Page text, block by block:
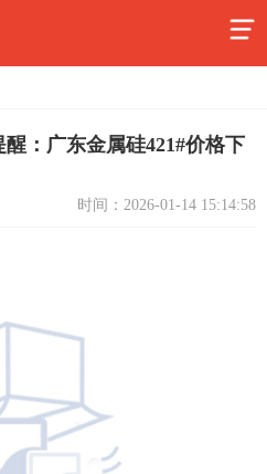
醒：广东金属硅421#价格下
时间：2026-01-14 15:14:58